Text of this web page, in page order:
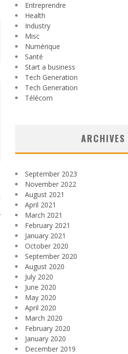
Entreprendre
Health
Industry
Misc
Numérique
Santé
Start a business
Tech Generation
Tech Generation
Télécom
ARCHIVES
September 2023
November 2022
August 2021
April 2021
March 2021
February 2021
January 2021
October 2020
September 2020
August 2020
July 2020
June 2020
May 2020
April 2020
March 2020
February 2020
January 2020
December 2019